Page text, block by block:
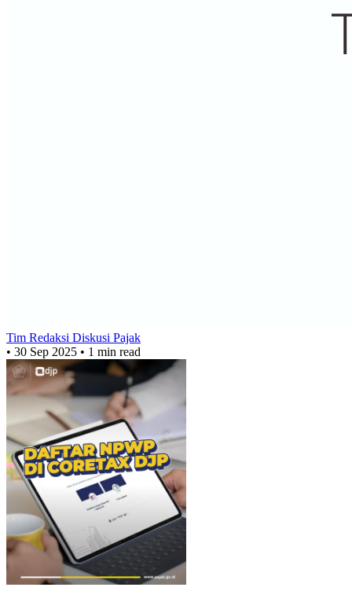
Tim Redaksi Diskusi Pajak
• 30 Sep 2025 • 1 min read